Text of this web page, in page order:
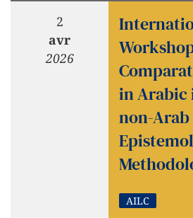
2
avr
2026
in Arabic
non-
AILC